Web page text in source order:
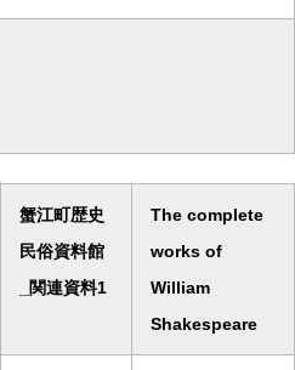
蟹江町歴史
民俗資料館
_関連資料1
The complete
works of
William
Shakespeare